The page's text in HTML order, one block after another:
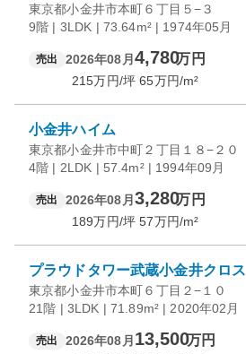
東京都小金井市本町６丁目５−３
9階 | 3LDK | 73.64m² | 1974年05月
売出 2026年08月 4,780万円
215万円/坪 65万円/m²
小金井ハイム
東京都小金井市中町２丁目１８−２０
4階 | 2LDK | 57.4m² | 1994年09月
売出 2026年08月 3,280万円
189万円/坪 57万円/m²
プラウドタワー武蔵小金井クロス
東京都小金井市本町６丁目２−１０
21階 | 3LDK | 71.89m² | 2020年02月
売出 2026年08月 13,500万円